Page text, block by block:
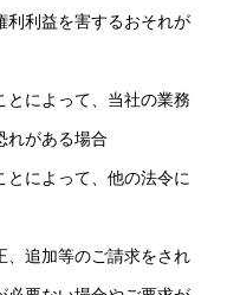
利利益を害するおそれが
によって、当社の業務
れがある場合
によって、他の法令に
追加等のご請求をされ